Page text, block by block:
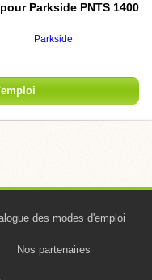
Parkside PNTS 1400
Parkside
des modes d'emploi
Nos partenaires